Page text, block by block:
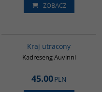
ZOBACZ
Kraj utracony
Kadreseng Auvinni
45.00PLN